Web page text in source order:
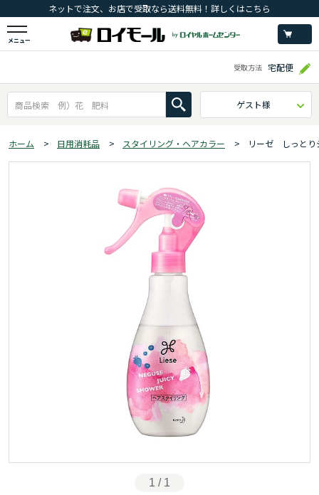
ネットで注文、お店で受取なら送料無料！詳しくはこちら
メニュー
受取方法 宅配便
ゲスト様
ホーム > 日用消耗品 > スタイリング・ヘアカラー > リーゼ しっと
1 / 1